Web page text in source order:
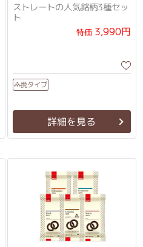
ストレートの人気銘柄3種セッ
ト
特価3,990円
挽タイプ
詳細を見る